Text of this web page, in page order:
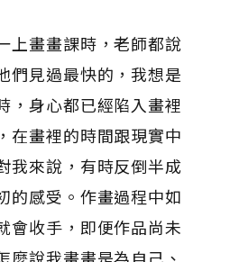
上畫畫課時，老師都說
們見過最快的，我想是
，身心都已經陷入畫裡
在畫裡的時間跟現實中
我來說，有時反倒半成
的感受。作畫過程中如
會收手，即便作品尚未